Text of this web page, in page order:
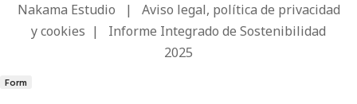
Nakama Estudio | Aviso legal, política de privacidad
y cookies | Informe Integrado de Sostenibilidad
2025
Form